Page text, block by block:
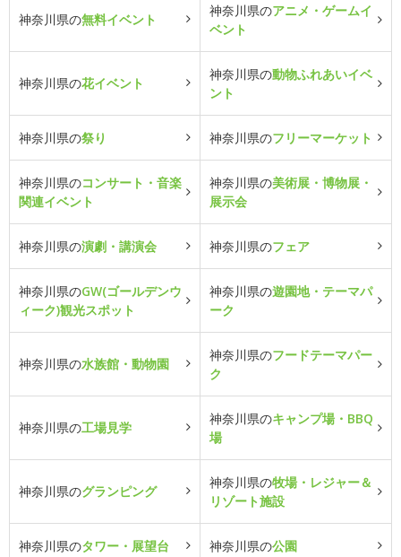
神奈川県の無料イベント
神奈川県のアニメ・ゲームイ
ベント
神奈川県の花イベント
神奈川県の動物ふれあいイベ
ント
神奈川県の祭り 神奈川県のフリーマーケット
神奈川県のコンサート・音楽
関連イベント
神奈川県の美術展・博物展・
展示会
神奈川県の演劇・講演会 神奈川県のフェア
神奈川県のGW(ゴールデンウ
ィーク)観光スポット
神奈川県の遊園地・テーマパ
ーク
神奈川県の水族館・動物園
神奈川県のフードテーマパー
ク
神奈川県の工場見学
神奈川県のキャンプ場・BBQ
場
神奈川県のグランピング
神奈川県の牧場・レジャー＆
リゾート施設
神奈川県のタワー・展望台 神奈川県の公園